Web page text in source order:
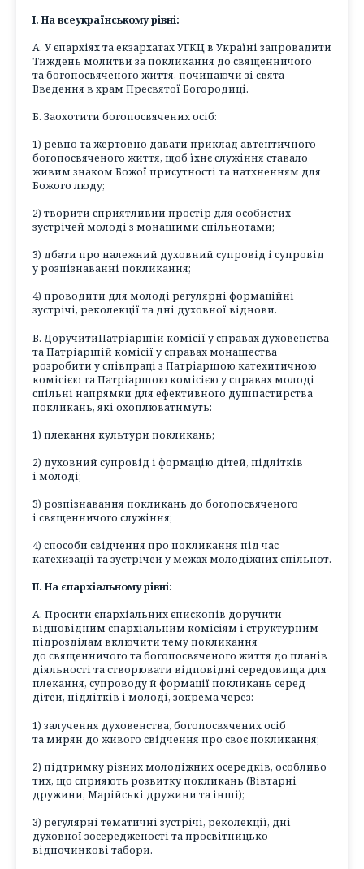
І. На всеукраїнському рівні:
А. У єпархіях та екзархатах УГКЦ в Україні запровадити
Тиждень молитви за покликання до священничого
та богопосвяченого життя, починаючи зі свята
Введення в храм Пресвятої Богородиці.
Б. Заохотити богопосвячених осіб:
1) ревно та жертовно давати приклад автентичного
богопосвяченого життя, щоб їхнє служіння ставало
живим знаком Божої присутності та натхненням для
Божого люду;
2) творити сприятливий простір для особистих
зустрічей молоді з монашими спільнотами;
3) дбати про належний духовний супровід і супровід
у розпізнаванні покликання;
4) проводити для молоді регулярні формаційні
зустрічі, реколекції та дні духовної віднови.
В. ДоручитиПатріаршій комісії у справах духовенства
та Патріаршій комісії у справах монашества
розробити у співпраці з Патріаршою катехитичною
комісією та Патріаршою комісією у справах молоді
спільні напрямки для ефективного душпастирства
покликань, які охоплюватимуть:
1) плекання культури покликань;
2) духовний супровід і формацію дітей, підлітків
і молоді;
3) розпізнавання покликань до богопосвяченого
і священничого служіння;
4) способи свідчення про покликання під час
катехизації та зустрічей у межах молодіжних спільнот.
ІІ. На єпархіальному рівні:
А. Просити єпархіальних єпископів доручити
відповідним єпархіальним комісіям і структурним
підрозділам включити тему покликання
до священничого та богопосвяченого життя до планів
діяльності та створювати відповідні середовища для
плекання, супроводу й формації покликань серед
дітей, підлітків і молоді, зокрема через:
1) залучення духовенства, богопосвячених осіб
та мирян до живого свідчення про своє покликання;
2) підтримку різних молодіжних осередків, особливо
тих, що сприяють розвитку покликань (Вівтарні
дружини, Марійські дружини та інші);
3) регулярні тематичні зустрічі, реколекції, дні
духовної зосередженості та просвітницько-
відпочинкові табори.